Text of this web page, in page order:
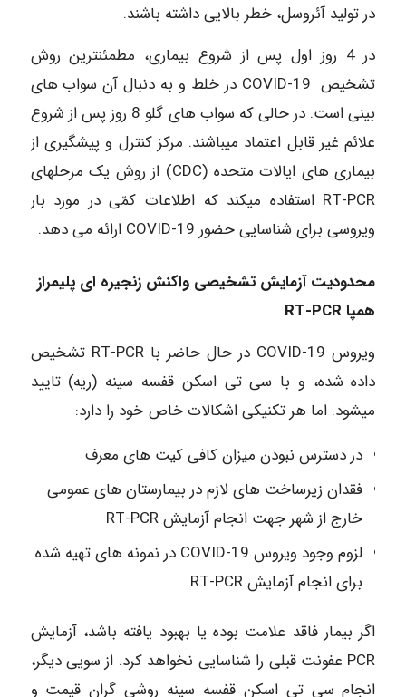
در تولید آئروسل، خطر بالایی داشته باشند.
در 4 روز اول پس از شروع بیماری، مطمئن‎ترین روش
تشخیص COVID-19 در خلط و به دنبال آن سواب ‎های
بینی است. در حالی که سواب ‎های گلو 8 روز پس از شروع
علائم غیر قابل اعتماد می‎باشند. مرکز کنترل و پیشگیری از
بیماری‎ های ایالات متحده (CDC) از روش یک مرحله‎ای
RT-PCR استفاده می‎کند که اطلاعات کمّی در مورد بار
ویروسی برای شناسایی حضور COVID-19 ارائه می ‎دهد.
محدودیت آزمایش تشخیصی واکنش زنجیره ‌ای پلیمراز
همپا RT-PCR
ویروس COVID-19 در حال حاضر با RT-PCR تشخیص
داده شده، و با سی تی اسکن قفسه سینه (ریه) تایید
می‎شود. اما هر تکنیکی اشکالات خاص خود را دارد:
در دسترس نبودن میزان کافی کیت ‎های معرف
فقدان زیرساخت‎ های لازم در بیمارستان‎ های عمومی
خارج از شهر جهت انجام آزمایش RT-PCR
لزوم وجود ویروس COVID-19 در نمونه‎ های تهیه شده
برای انجام آزمایش RT-PCR
اگر بیمار فاقد علامت بوده یا بهبود یافته باشد، آزمایش
PCR عفونت قبلی را شناسایی نخواهد کرد. از سویی دیگر،
انجام سی تی اسکن قفسه سینه روشی گران قیمت و